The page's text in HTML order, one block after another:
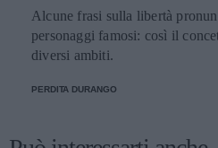
Alcune frasi sulla libertà
personaggi famosi: così il
diversi ambiti.
PERDITA DURANGO